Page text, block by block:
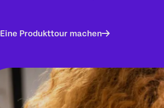
Eine Produkttour machen